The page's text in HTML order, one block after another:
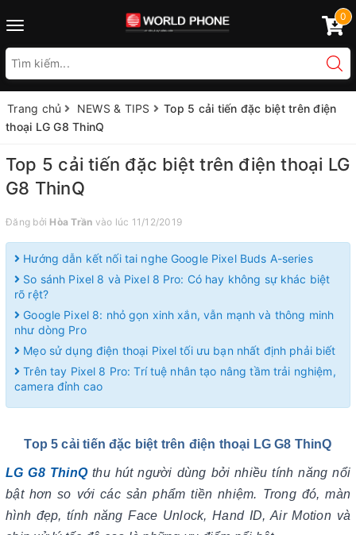
Toggle
0
Trang chủ NEWS & TIPS
Top 5 cải tiến đặc biệt trên điện
thoại LG G8 ThinQ
Top 5 cải tiến đặc biệt trên điện thoại LG
G8 ThinQ
Đăng bởi Hòa Trần vào lúc 11/12/2019
Hướng dẫn kết nối tai nghe Google Pixel Buds A-series
So sánh Pixel 8 và Pixel 8 Pro: Có hay không sự khác biệt
rõ rệt?
Google Pixel 8: nhỏ gọn xinh xắn, vẫn mạnh và thông minh
như dòng Pro
Mẹo sử dụng điện thoại Pixel tối ưu bạn nhất định phải biết
Trên tay Pixel 8 Pro: Trí tuệ nhân tạo nâng tầm trải nghiệm,
camera đỉnh cao
Top 5 cải tiến đặc biệt trên điện thoại LG G8 ThinQ
LG G8 ThinQthu hút người dùng bởi nhiều tính năng nổi
bật hơn so với các sản phẩm tiền nhiệm. Trong đó, màn
hình đẹp, tính năng Face Unlock, Hand ID, Air Motion và